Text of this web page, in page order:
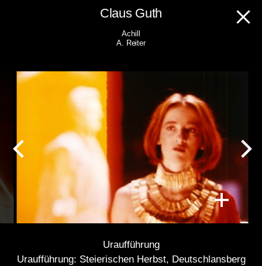
Claus Guth
Achill
A. Reiter
Uraufführung
Uraufführung: Steierischen Herbst, Deutschlansberg